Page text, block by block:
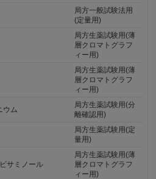
局方一般試験法用
(定量用)
局方生薬試験用(薄
層クロマトグラフ
ィー用)
局方生薬試験用(薄
層クロマトグラフ
ィー用)
ウム
局方生薬試験用(分
離確認用)
局方生薬試験用(定
量用)
サミノール
局方生薬試験用(薄
層クロマトグラフ
ィー用)